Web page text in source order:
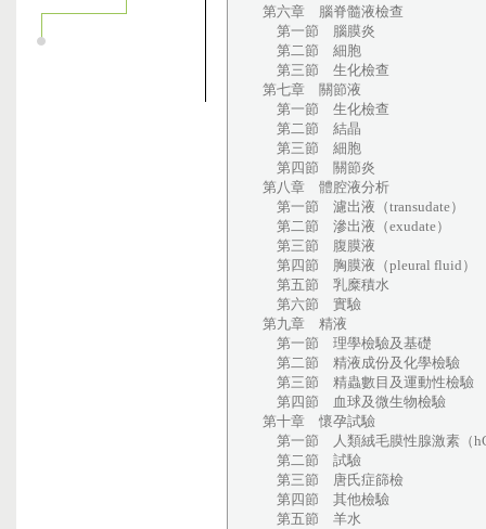
第六章 腦脊髓液檢查
第一節 腦膜炎
第二節 細胞
第三節 生化檢查
第七章 關節液
第一節 生化檢查
第二節 結晶
第三節 細胞
第四節 關節炎
第八章 體腔液分析
第一節 濾出液（transudate）
第二節 滲出液（exudate）
第三節 腹膜液
第四節 胸膜液（pleural fluid）
第五節 乳糜積水
第六節 實驗
第九章 精液
第一節 理學檢驗及基礎
第二節 精液成份及化學檢驗
第三節 精蟲數目及運動性檢驗
第四節 血球及微生物檢驗
第十章 懷孕試驗
第一節 人類絨毛膜性腺激素（
第二節 試驗
第三節 唐氏症篩檢
第四節 其他檢驗
第五節 羊水